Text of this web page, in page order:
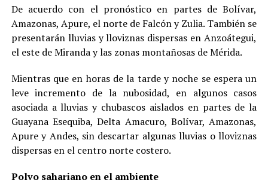
De acuerdo con el pronóstico en partes de Bolívar,
Amazonas, Apure, el norte de Falcón y Zulia. También se
presentarán lluvias y lloviznas dispersas en Anzoátegui,
el este de Miranda y las zonas montañosas de Mérida.
Mientras que en horas de la tarde y noche se espera un
leve incremento de la nubosidad, en algunos casos
asociada a lluvias y chubascos aislados en partes de la
Guayana Esequiba, Delta Amacuro, Bolívar, Amazonas,
Apure y Andes, sin descartar algunas lluvias o lloviznas
dispersas en el centro norte costero.
Polvo sahariano en el ambiente